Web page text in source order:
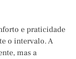
e praticidade
o intervalo. A
mas a